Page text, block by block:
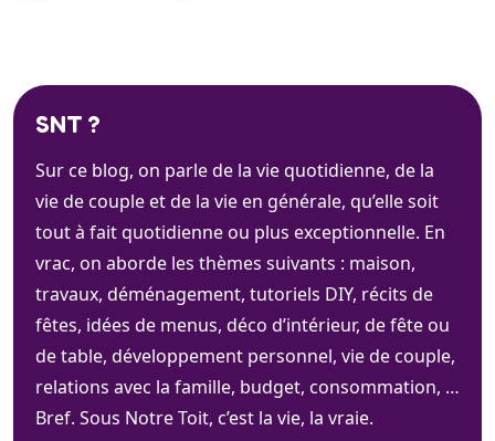
SNT ?
Sur ce blog, on parle de la vie quotidienne, de la
vie de couple et de la vie en générale, qu’elle soit
tout à fait quotidienne ou plus exceptionnelle. En
vrac, on aborde les thèmes suivants : maison,
travaux, déménagement, tutoriels DIY, récits de
fêtes, idées de menus, déco d’intérieur, de fête ou
de table, développement personnel, vie de couple,
relations avec la famille, budget, consommation, …
Bref. Sous Notre Toit, c’est la vie, la vraie.